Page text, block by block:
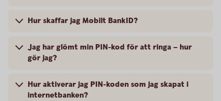
Hur skaffar jag Mobilt BankID?
Jag har glömt min PIN-kod för att ringa – hur
gör jag?
Hur aktiverar jag PIN-koden som jag skapat i
internetbanken?